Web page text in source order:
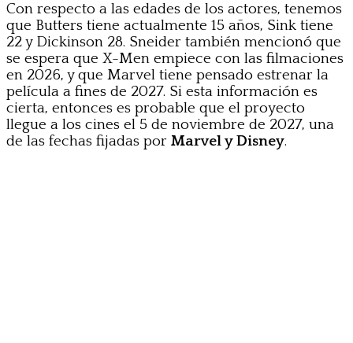
Con respecto a las edades de los actores, tenemos
que Butters tiene actualmente 15 años, Sink tiene
22 y Dickinson 28. Sneider también mencionó que
se espera que X-Men empiece con las filmaciones
en 2026, y que Marvel tiene pensado estrenar la
película a fines de 2027. Si esta información es
cierta, entonces es probable que el proyecto
llegue a los cines el 5 de noviembre de 2027, una
de las fechas fijadas por Marvel y Disney.